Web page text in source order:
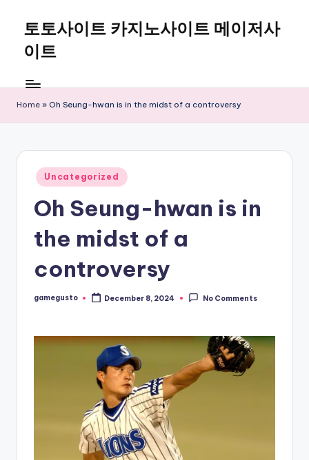
content
토토사이트 카지노사이트 메이저사
이트
Home » Oh Seung-hwan is in the midst of a controversy
Posted
in
Uncategorized
Oh Seung-hwan is in
the midst of a
controversy
Posted
gamegusto December 8, 2024 No Comments